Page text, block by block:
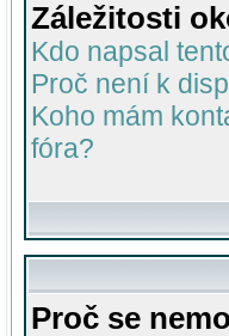
Záležitosti
Kdo napsal
Proč není k
Koho mám
fóra?
Proč se